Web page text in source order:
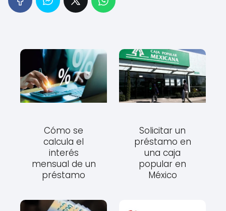
Cómo se
calcula el
interés
mensual de un
préstamo
Solicitar un
préstamo en
una caja
popular en
México